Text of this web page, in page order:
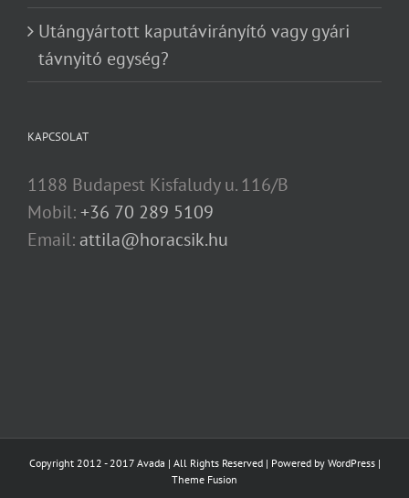
Utángyártott kaputávirányító vagy gyári
távnyitó egység?
KAPCSOLAT
1188 Budapest Kisfaludy u. 116/B
Mobil:+36 70 289 5109
Email: attila@horacsik.hu
Copyright 2012 - 2017 Avada | All Rights Reserved | Powered by WordPress|
Theme Fusion